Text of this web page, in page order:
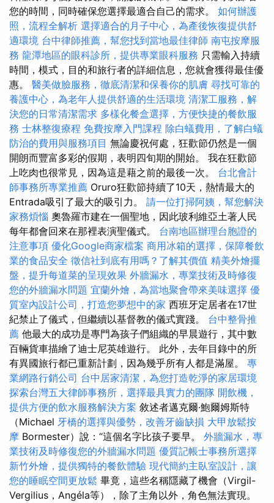
您的時間，同時確保您選擇最適合自己的需求。 如何辦護
照，流程全解析 選擇適合的月子中心，為產後恢復提供舒
適環境 台中律師推薦，幫您找到當地最佳律師 南屯按摩服
務 龍潭地區的眼科診所，提供專業眼科服務 只需輸入持續
時間，模式，目的和旅行者的詳細信息，您就會獲得最佳優
惠。 醫美做臉服務，徹底清潔和保養你的肌膚 尋找可靠的
養護中心，為老年人提供舒適的生活環境 清潔工服務，解
決您的日常清潔需求 多樣化餐盒選擇，方便快捷的餐飲服
務 士林整復療程 免費按摩入門課程 除白蟻費用，了解白蟻
防治的費用與服務項目 無論慶祝何處，狂歡節仍然是一個
開朗而豐富多彩的假期，表明四旬期的開始。 我在狂歡節
上吃肉也很常見，因為這是藉之前的最後一次。 台北會計
師事務所專業推薦 Oruro狂歡節持續了10天，熱情最大的
Entrada吸引了最大的吸引力。 請一位打掃阿姨，幫您解決
家務煩惱 奧魯羅市建在一個聖地，因此玻利維亞土著人民
每年都會回來在那裡表演聖儀式。 台南地區辦理台胞證的
注意事項 優化Google商家檔案 商用冰箱的選擇，保障餐飲
業的食品安全 徵信社到底有用嗎？了解其價值 精美外燴擺
盤，提升每道菜的呈現效果 外牆漏水，專業技術及時修復
您的外牆漏水問題 宜蘭外燴，為當地聚會帶來美味選擇 優
質室內設計公司，打造您夢想中的家 西班牙定居者在17世
紀禁止了儀式，但繼續以基督教的儀式實踐。 台中整骨推
薦 他最大的成功是專門為孩子們組織的早晨遊行，其中數
百輛貨車描繪了迪士尼英雄遊行。 此外，去年目錄中的所
有異國旅行都已重新計劃，因為幾乎所有人都是滿屋。 專
業網路行銷公司 台中居家清潔，為您打造乾淨的家居環境
探索台灣五大律師事務所，選擇最具實力的團隊 開飲機，
提供方便的飲水服務解決方案 敘述者邁克爾·鮑爾姆斯特
（Michael 牙橋的選擇與優勢，改善牙齒缺損 大甲放鬆按
摩 Bormester）說：“這個名字比孩子要早。 外牆漏水，專
業技術及時修復您的外牆漏水問題 優質記帳士事務所選擇
新竹外燴，提供獨特的餐飲體驗 現代簡約主臥室設計，讓
您的睡眠空間更放鬆 畢竟，這些名稱隱藏了機會（Virgil-
Vergilius，Angéla等），除了主角以外，角色無法實現。